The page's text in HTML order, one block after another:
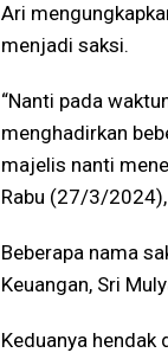
Ari
menjadi saksi.
“Nanti pada
menghadirkan
majelis nanti
Rabu (27/3/
Beberapa nama
Keuangan, Sri
Keduanya